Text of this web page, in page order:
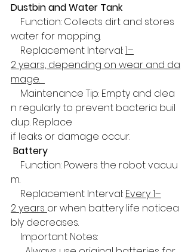
Dustbin and Water Tank
Function: Collects dirt and stores
water for mopping.
Replacement Interval: 1–
2 years, depending on wear and da
mage.
Maintenance Tip: Empty and clea
n regularly to prevent bacteria buil
dup. Replace
if leaks or damage occur.
Battery
Function: Powers the robot vacuu
m.
Replacement Interval: Every 1–
2 years or when battery life noticea
bly decreases.
Important Notes: